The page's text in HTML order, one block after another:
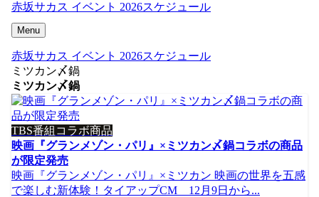
赤坂サカス イベント 2026スケジュール
Menu
赤坂サカス イベント 2026スケジュール
ミツカン〆鍋
ミツカン〆鍋
TBS番組コラボ商品
映画『グランメゾン・パリ』×ミツカン〆鍋コラボの商品
が限定発売
映画『グランメゾン・パリ』×ミツカン 映画の世界を五感
で楽しむ新体験！タイアップCM 12月9日から...